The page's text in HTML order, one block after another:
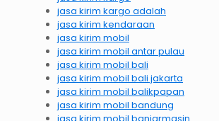
jasa kirim kargo adalah
jasa kirim kendaraan
jasa kirim mobil
jasa kirim mobil antar pulau
jasa kirim mobil bali
jasa kirim mobil bali jakarta
jasa kirim mobil balikpapan
jasa kirim mobil bandung